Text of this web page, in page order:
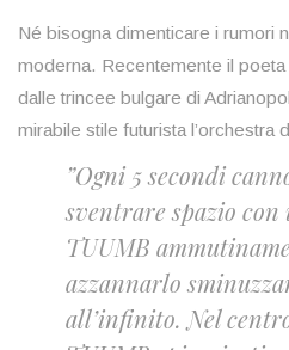
Né bisogna dimenticare i rumori
moderna. Recentemente il
dalle trincee bulgare di
mirabile stile futurista l’orchestra
”Ogni 5 secondi
sventrare spazio
TUUMB
azzannarlo
all’infinito. Nel